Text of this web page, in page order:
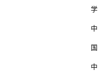
学
中
国
中